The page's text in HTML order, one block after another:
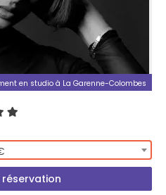
en studio à La Garenne-Colombes